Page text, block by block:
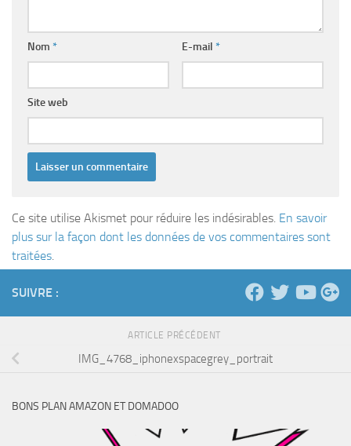
Nom * E-mail *
Site web
Ce site utilise Akismet pour réduire les indésirables. En savoir
plus sur la façon dont les données de vos commentaires sont
traitées.
SUIVRE :
ARTICLE PRÉCÉDENT
IMG_4768_iphonexspacegrey_portrait
BONS PLAN AMAZON ET DOMADOO